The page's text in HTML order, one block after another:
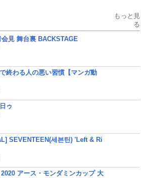
もっと見
る
見 舞台裏 BACKSTAGE
終わる人の悪い習慣【マンガ動
ゥ
SEVENTEEN(세븐틴) 'Left & Ri
2020 アース・モンダミンカップ 大